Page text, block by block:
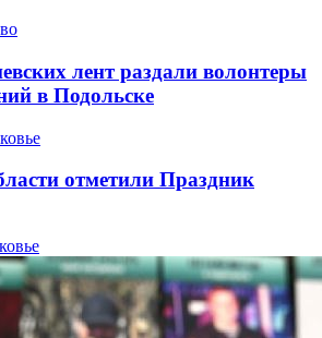
лент раздали волонтеры
в Подольске
отметили Праздник